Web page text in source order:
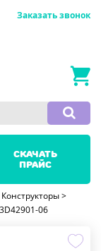
Заказать звонок
Конструкторы >
06
скачать
прайс